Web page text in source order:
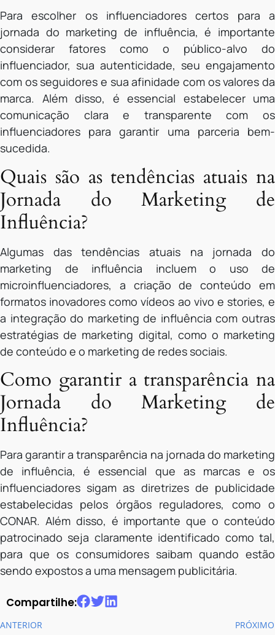
Para escolher os influenciadores certos para a
jornada do marketing de influência, é importante
considerar fatores como o público-alvo do
influenciador, sua autenticidade, seu engajamento
com os seguidores e sua afinidade com os valores da
marca. Além disso, é essencial estabelecer uma
comunicação clara e transparente com os
influenciadores para garantir uma parceria bem-
sucedida.
Quais são as tendências atuais na
Jornada do Marketing de
Influência?
Algumas das tendências atuais na jornada do
marketing de influência incluem o uso de
microinfluenciadores, a criação de conteúdo em
formatos inovadores como vídeos ao vivo e stories, e
a integração do marketing de influência com outras
estratégias de marketing digital, como o marketing
de conteúdo e o marketing de redes sociais.
Como garantir a transparência na
Jornada do Marketing de
Influência?
Para garantir a transparência na jornada do marketing
de influência, é essencial que as marcas e os
influenciadores sigam as diretrizes de publicidade
estabelecidas pelos órgãos reguladores, como o
CONAR. Além disso, é importante que o conteúdo
patrocinado seja claramente identificado como tal,
para que os consumidores saibam quando estão
sendo expostos a uma mensagem publicitária.
Compartilhe:
ANTERIOR PRÓXIMO